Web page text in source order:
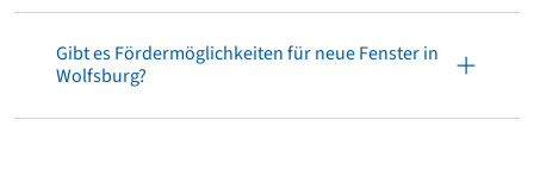
Gibt es Fördermöglichkeiten für neue Fenster in
Wolfsburg?